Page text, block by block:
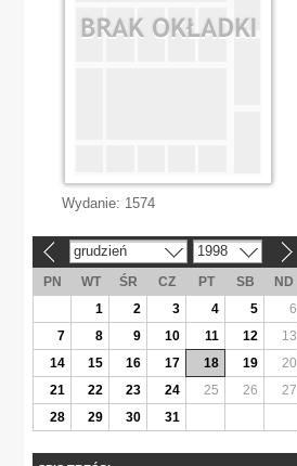
Wydanie: 1574
grudzień 1998
PN WT ŚR CZ PT SB
ND
1
2 3 4 5
6
7
8 9 10 11 12
13
14
15 16 17 18 19
20
21
22 23 24 25 26
27
28
29 30 31